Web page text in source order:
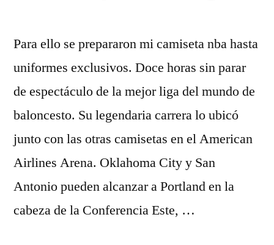
Para ello se prepararon mi camiseta nba hasta
uniformes exclusivos. Doce horas sin parar
de espectáculo de la mejor liga del mundo de
baloncesto. Su legendaria carrera lo ubicó
junto con las otras camisetas en el American
Airlines Arena. Oklahoma City y San
Antonio pueden alcanzar a Portland en la
cabeza de la Conferencia Este, …